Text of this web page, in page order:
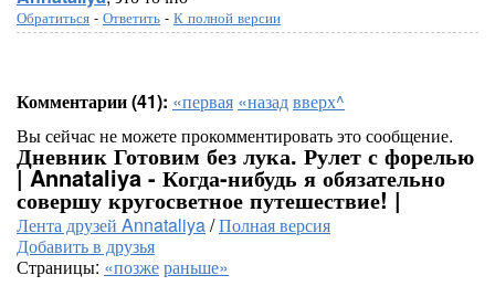
Обратиться - Ответить - К полной версии
Комментарии (41): «первая «назадвверх^
Вы сейчас не можете прокомментировать это сообщение.
Дневник Готовим без лука. Рулет с форелью
| Annataliya - Когда-нибудь я обязательно
совершу кругосветное путешествие! |
Лента друзей Annataliya/Полная версия
Добавить в друзья
Страницы: «позжераньше»